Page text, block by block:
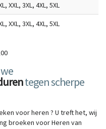
XXL, 3XL, 4XL, 5XL
XXL, 3XL, 4XL, 5XL
tegen scherpe
voor heren ? U treft het, wij
broeken voor Heren van